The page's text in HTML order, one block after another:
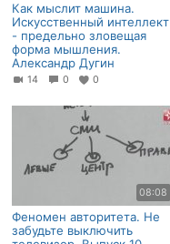
Как мыслит машина.
Искусственный интеллект
- предельно зловещая
форма мышления.
Александр Дугин
14 0 0
08:08
Феномен авторитета. Не
забудьте выключить